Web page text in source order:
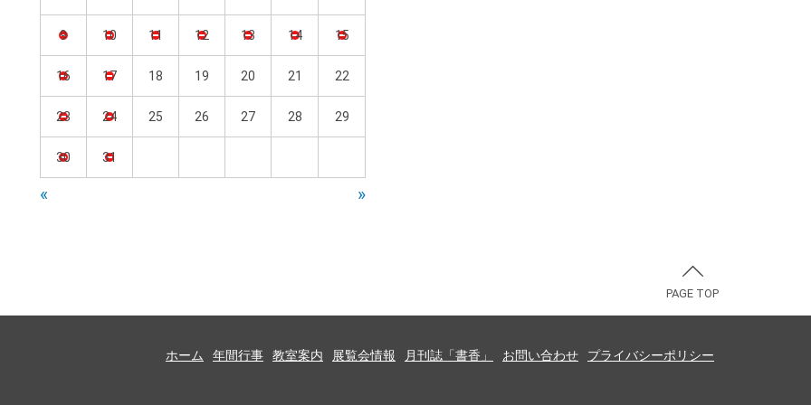
9 10 11 12 13 14 15
16 17 18 19 20 21 22
23 24 25 26 27 28 29
30 31
« »
PAGE TOP
ホーム 年間行事 教室案内 展覧会情報 月刊誌「書香」 お問い合わせ プライバシーポリシー